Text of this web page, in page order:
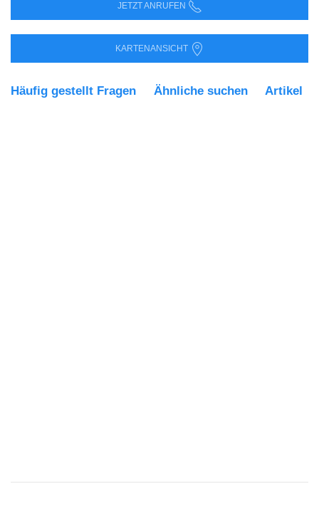
JETZT ANRUFEN
KARTENANSICHT
Häufig gestellt Fragen Ähnliche suchen Artikel